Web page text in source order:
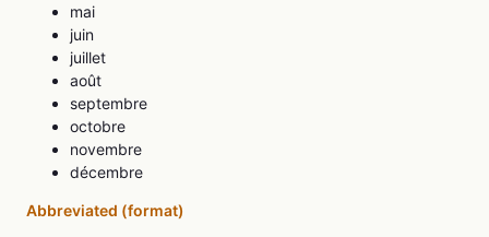
mai
juin
juillet
août
septembre
octobre
novembre
décembre
Abbreviated (format)